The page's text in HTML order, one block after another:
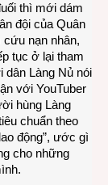
thì mới dám
đội của Quân
cứu nạn nhân,
tục ở lại tham
dân Làng Nủ nói
với YouTuber
hùng Làng
chuẩn theo
động”, ước gì
cho những